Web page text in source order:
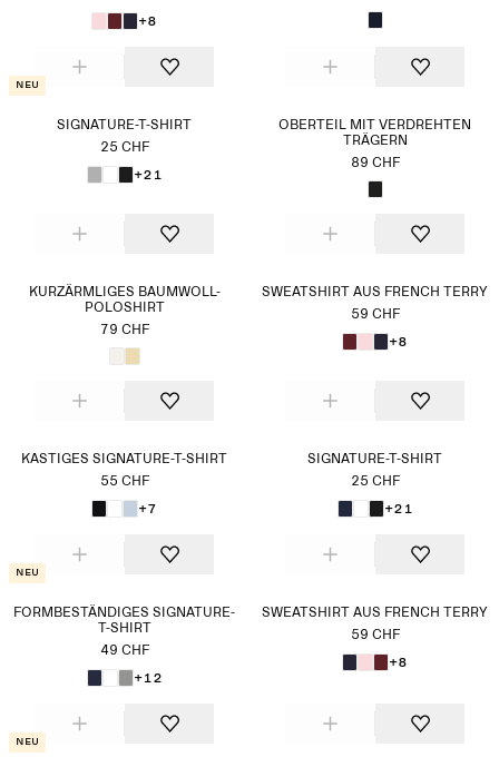
+8
Neu
SIGNATURE-T-SHIRT
25 CHF
+21
OBERTEIL MIT VERDREHTEN
TRÄGERN
89 CHF
KURZÄRMLIGES BAUMWOLL-
POLOSHIRT
79 CHF
SWEATSHIRT AUS FRENCH TERRY
59 CHF
+8
KASTIGES SIGNATURE-T-SHIRT
55 CHF
+7
SIGNATURE-T-SHIRT
25 CHF
+21
Neu
FORMBESTÄNDIGES SIGNATURE-
T-SHIRT
49 CHF
+12
SWEATSHIRT AUS FRENCH TERRY
59 CHF
+8
Neu